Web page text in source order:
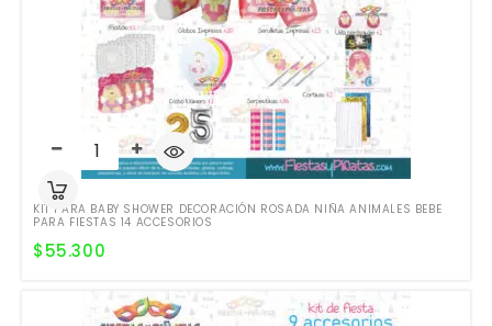
KIT PARA BABY SHOWER DECORACIÓN ROSADA NIÑA ANIMALES BEBE
PARA FIESTAS 14 ACCESORIOS
$55.300